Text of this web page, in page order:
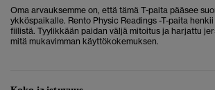
Oma arvauksemme on, että tämä T-paita pääsee
ykköspaikalle. Rento Physic Readings -T-paita
fiilistä. Tyylikkään paidan väljä mitoitus ja harjattu
mitä mukavimman käyttökokemuksen.